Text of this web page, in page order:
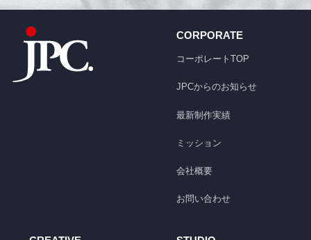
CORPORATE
コーポレートTOP
JPCからのお知らせ
最新制作実績
ミッション
会社概要
お問い合わせ